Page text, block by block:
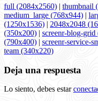
full (2084x2560) | thumbnail
medium_large (768x944) |
(1250x1536) | 2048x2048
(350x200) | screenr-blog-
(790x400) | screenr-service-
team (340x220)
Deja una respuesta
Lo siento, debes estar